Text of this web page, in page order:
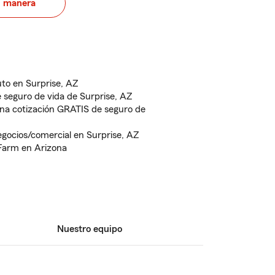
manera
en Surprise, AZ
de vida de Surprise, AZ
cotización GRATIS de seguro de
comercial en Surprise, AZ
en Arizona
Nuestro equipo